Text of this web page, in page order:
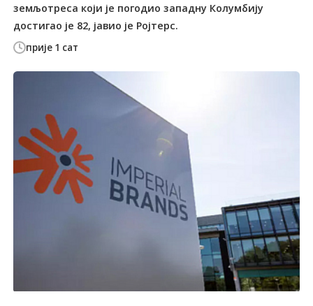
прије 1 сат
земљотреса који је погодио западну Колумбију
достигао је 82, јавио је Ројтерс.